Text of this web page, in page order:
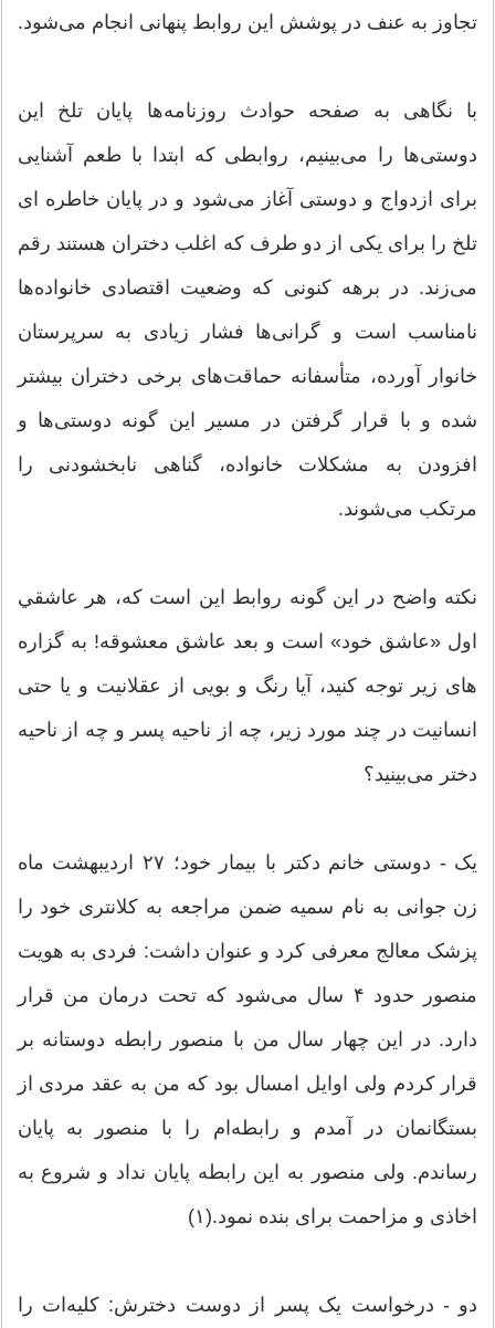
تجاوز به عنف در پوشش این روابط پنهانی انجام می‌شود.
با نگاهی به صفحه حوادث روزنامه‌ها پایان تلخ این
دوستی‌ها را می‌بینیم، روابطی که ابتدا با طعم آشنایی
برای ازدواج و دوستی آغاز می‌شود و در پایان خاطره ای
تلخ را برای یکی از دو طرف که اغلب دختران هستند رقم
می‌زند. در برهه کنونی که وضعیت اقتصادی خانواده‌ها
نامناسب است و گرانی‌ها فشار زیادی به سرپرستان
خانوار آورده، متأسفانه حماقت‌های برخی دختران بیشتر
شده و با قرار گرفتن در مسیر این گونه دوستی‌ها و
افزودن به مشکلات خانواده، گناهی نابخشودنی را
مرتکب می‌شوند.
نکته واضح در این گونه روابط این است که، هر عاشقي
اول «عاشق خود» است و بعد عاشق معشوقه! به گزاره
های زیر توجه کنید، آیا رنگ و بویی از عقلانیت و یا حتی
انسانیت در چند مورد زیر، چه از ناحیه پسر و چه از ناحیه
دختر می‌بینید؟
یک - دوستی خانم دکتر با بیمار خود؛ ۲۷ اردیبهشت ماه
زن جوانی به نام سمیه ضمن مراجعه به کلانتری خود را
پزشک معالج معرفی کرد و عنوان داشت: فردی به هویت
منصور حدود ۴ سال می‌شود که تحت درمان من قرار
دارد. در این چهار سال من با منصور رابطه دوستانه بر
قرار کردم ولی اوایل امسال بود که من به عقد مردی از
بستگانمان در آمدم و رابطه‌ام را با منصور به پایان
رساندم. ولی منصور به این رابطه پایان نداد و شروع به
اخاذی و مزاحمت برای بنده نمود.(۱)
دو - درخواست یک پسر از دوست دخترش: کلیه‌ات را